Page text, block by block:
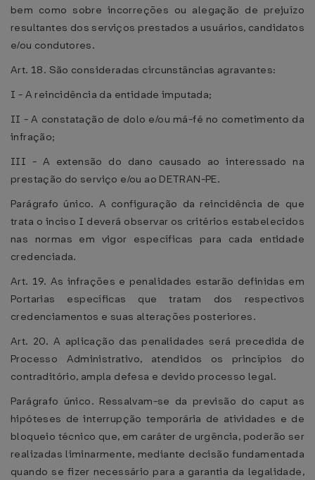
bem como sobre incorreções ou alegação de prejuízo
resultantes dos serviços prestados a usuários, candidatos
e/ou condutores.
Art. 18. São consideradas circunstâncias agravantes:
I - A reincidência da entidade imputada;
II - A constatação de dolo e/ou má-fé no cometimento da
infração;
III - A extensão do dano causado ao interessado na
prestação do serviço e/ou ao DETRAN-PE.
Parágrafo único. A configuração da reincidência de que
trata o inciso I deverá observar os critérios estabelecidos
nas normas em vigor específicas para cada entidade
credenciada.
Art. 19. As infrações e penalidades estarão definidas em
Portarias específicas que tratam dos respectivos
credenciamentos e suas alterações posteriores.
Art. 20. A aplicação das penalidades será precedida de
Processo Administrativo, atendidos os princípios do
contraditório, ampla defesa e devido processo legal.
Parágrafo único. Ressalvam-se da previsão do caput as
hipóteses de interrupção temporária de atividades e de
bloqueio técnico que, em caráter de urgência, poderão ser
realizadas liminarmente, mediante decisão fundamentada
quando se fizer necessário para a garantia da legalidade,